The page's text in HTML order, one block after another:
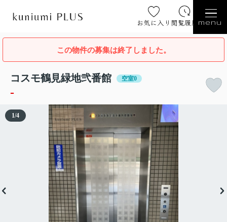
お気に入り 閲覧履歴 menu
この物件の募集は終了しました。
コスモ鶴見緑地弐番館 空室0
-
1/4